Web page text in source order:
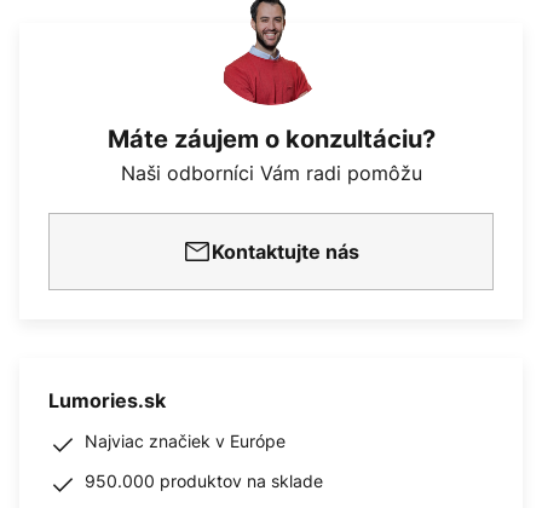
Máte záujem o konzultáciu?
Naši odborníci Vám radi pomôžu
Kontaktujte nás
Lumories.sk
Najviac značiek v Európe
950.000 produktov na sklade